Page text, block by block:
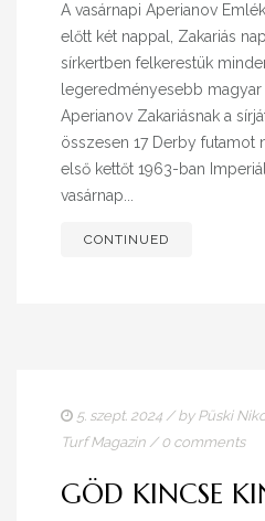
A vasárnapi Aperianov
előtt két nappal, Zakariás
sírkertben felkerestük
legeredményesebb
Aperianov Zakariásnak a
összesen 17 Derby futamot
első kettőt 1963-ban
vasárnap...
CONTINUED
5. szept. 2024 / by Püski
Turf Magazin / 0 comments
GÖD KINCSE